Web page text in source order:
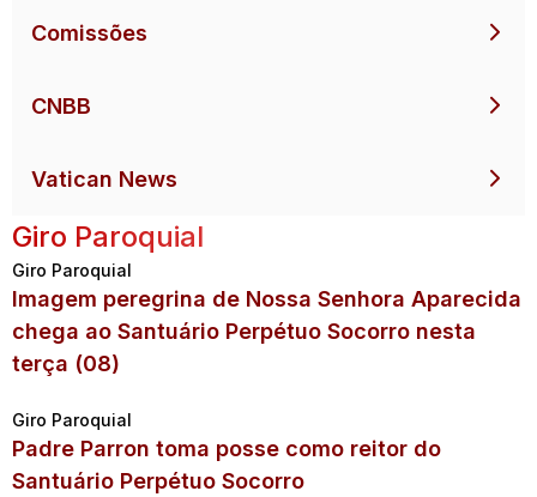
Comissões
CNBB
Vatican News
Giro Paroquial
Giro Paroquial
Imagem peregrina de Nossa Senhora Aparecida
chega ao Santuário Perpétuo Socorro nesta
terça (08)
Giro Paroquial
Padre Parron toma posse como reitor do
Santuário Perpétuo Socorro